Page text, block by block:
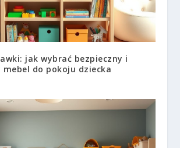
jak wybrać bezpieczny i
do pokoju dziecka